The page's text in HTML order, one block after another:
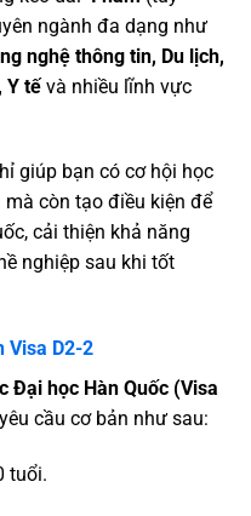
ngành đa dạng như
nghệ thông tin, Du lịch,
Y tếvà nhiều lĩnh vực
giúp bạn có cơ hội học
còn tạo điều kiện để
cải thiện khả năng
nghiệp sau khi tốt
Visa D2-2
Đại học Hàn Quốc (Visa
cầu cơ bản như sau:
tuổi.